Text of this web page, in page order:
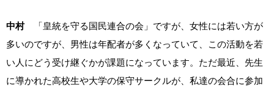
中村
「皇統を守る国民連合の会」ですが、女性には若い方が
多いのですが、男性は年配者が多くなっていて、この活動を若
い人にどう受け継ぐかが課題になっています。ただ最近、先生
に導かれた高校生や大学の保守サークルが、私達の会合に参加